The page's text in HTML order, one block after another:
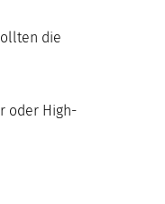
die
oder High-